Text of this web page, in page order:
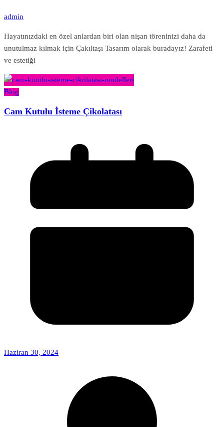
admin
Hayatınızdaki en özel anlardan biri olan nişan töreninizi daha da
unutulmaz kılmak için Çakıltaşı Tasarım olarak buradayız! Zarafeti
ve estetiği
Blog
Cam Kutulu İsteme Çikolatası
Haziran 30, 2024